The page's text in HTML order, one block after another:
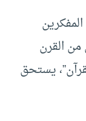
من القرن
يستحق